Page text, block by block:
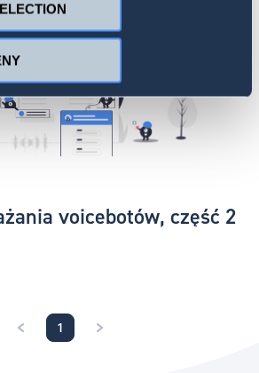
voicebotów, część 2
1